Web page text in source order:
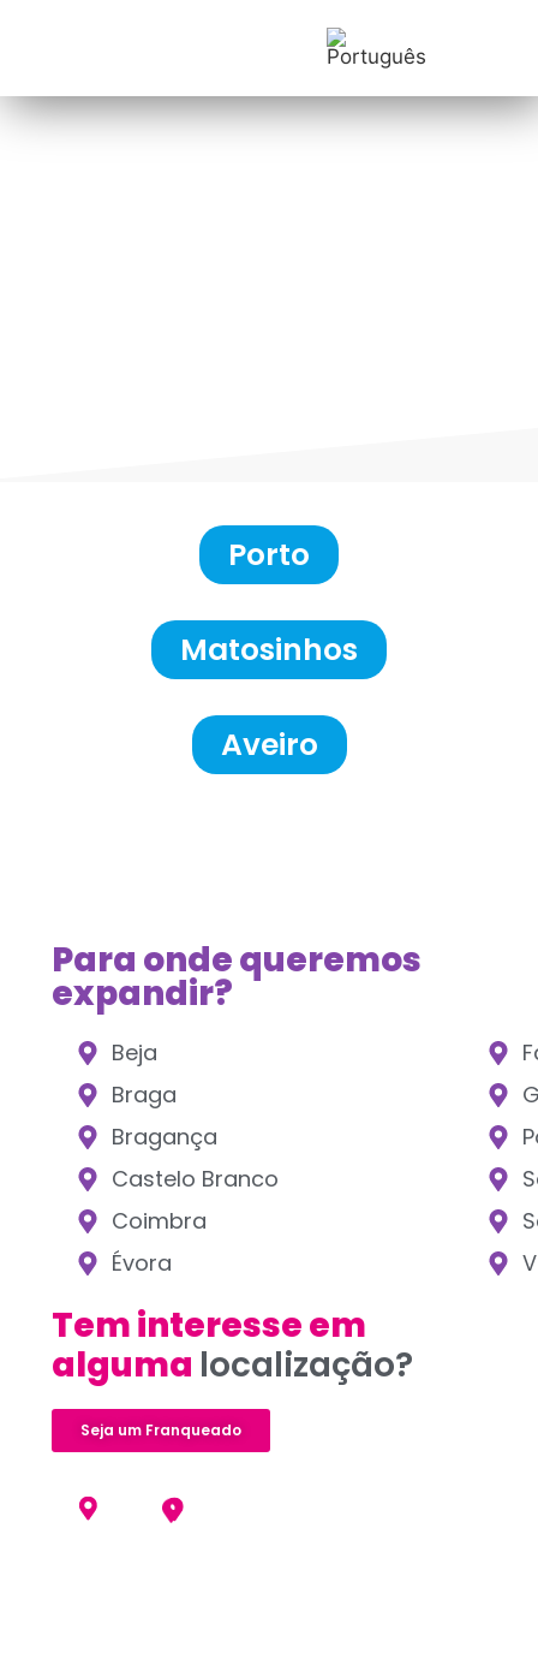
Porto
Matosinhos
Aveiro
Para onde queremos
expandir?
Beja
Braga
Bragança
Castelo Branco
Coimbra
Évora
Tem interesse em
alguma localização?
Seja um Franqueado